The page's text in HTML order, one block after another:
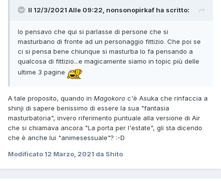
Il 12/3/2021 Alle 09:22, nonsonopirkaf ha scritto:
Io pensavo che qui si parlasse di persone che si
masturbano di fronte ad un personaggio fittizio. Che poi se
ci si pensa bene chiunque si masturba lo fa pensando a
qualcosa di fittizio...e magicamente siamo in topic più delle
ultime 3 pagine
A tale proposito, quando in Magokoro c'è Asuka che rinfaccia a
shinji di sapere benissimo di essere la sua "fantasia
masturbatoria", invero riferimento puntuale alla versione di Air
che si chiamava ancora "La porta per l'estate", gli sta dicendo
che è anche lui "animesessuale"? :-D
Modificato 12 Marzo, 2021 da Shito